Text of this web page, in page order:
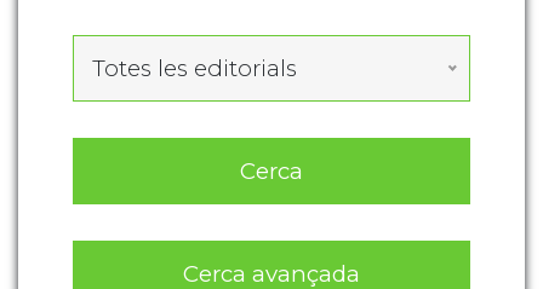
Totes les editorials
Cerca
Cerca avançada